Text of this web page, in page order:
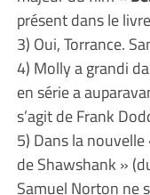
présent dans le
3) Oui, Torrance.
4) Molly a grandi
en série a
s’agit de Frank
5) Dans la
de Shawshank »
Samuel Norton ne